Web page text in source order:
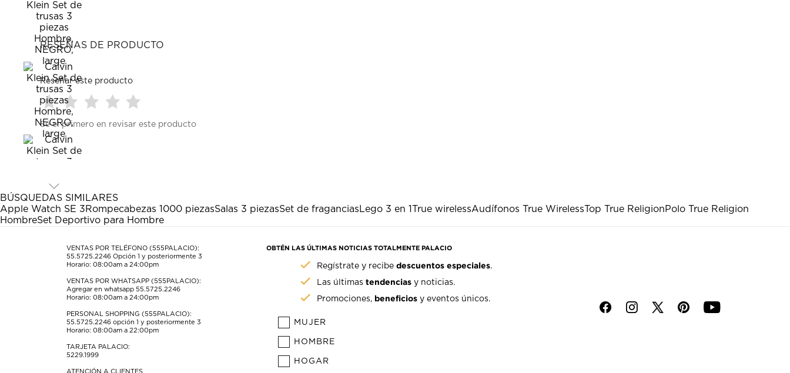
RESEÑAS DE PRODUCTO
Reseñar este producto
Seleccionar
para
calificar
el
artículo
estrella
Esta
acción
abrirá
formulario
Seleccionar
para
calificar
el
artículo
estrellas.
Esta
acción
abrirá
formulario
de
para
estrellas.
Esta
acción
abrirá
formulario
de
para
estrellas.
Esta
acción
abrirá
formulario
de
para
Esta
acción
abrirá
formulario
de
envío.
Sé el primero en revisar este producto
BÚSQUEDAS SIMILARES
Apple Watch SE 3Rompecabezas 1000 piezasSalas 3 piezasSet de fraganciasLego 3 en 1 True wirelessAudífonos True WirelessTop True ReligionPolo True Religion
HombreSet Deportivo para Hombre
VENTAS POR TELÉFONO (555PALACIO):
55.5725.2246 Opción 1 y posteriormente 3
Horario: 08:00am a 24:00pm
VENTAS POR WHATSAPP (555PALACIO):
Agregar en whatsapp 55.5725.2246
Horario: 08:00am a 24:00pm
PERSONAL SHOPPING (555PALACIO):
55.5725.2246 opción 1 y posteriormente 3
Horario: 08:00am a 22:00pm
TARJETA PALACIO:
5229.1999
ATENCIÓN A CLIENTES
OBTÉN LAS ÚLTIMAS NOTICIAS TOTALMENTE PALACIO
Regístrate y recibedescuentos especiales.
Las últimastendencias y noticias.
Promociones, beneficios y eventos únicos.
MUJER
HOMBRE
HOGAR
f i p y